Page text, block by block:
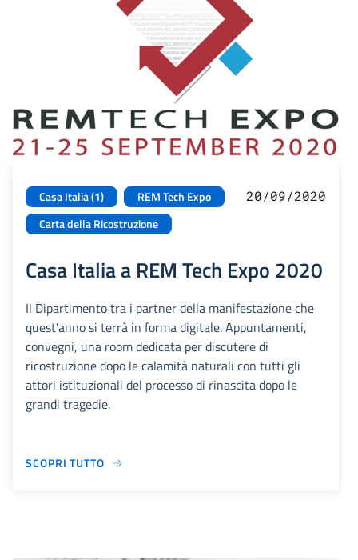
Casa Italia (1)
REM Tech Expo
Carta della Ricostruzione
20/09/2020
Casa Italia a REM Tech Expo 2020
Il Dipartimento tra i partner della manifestazione che
quest'anno si terrà in forma digitale. Appuntamenti,
convegni, una room dedicata per discutere di
ricostruzione dopo le calamità naturali con tutti gli
attori istituzionali del processo di rinascita dopo le
grandi tragedie.
SCOPRI TUTTO